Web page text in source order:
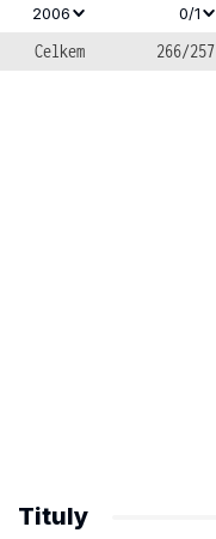
2006
0/1
Celkem
266/257
Tituly